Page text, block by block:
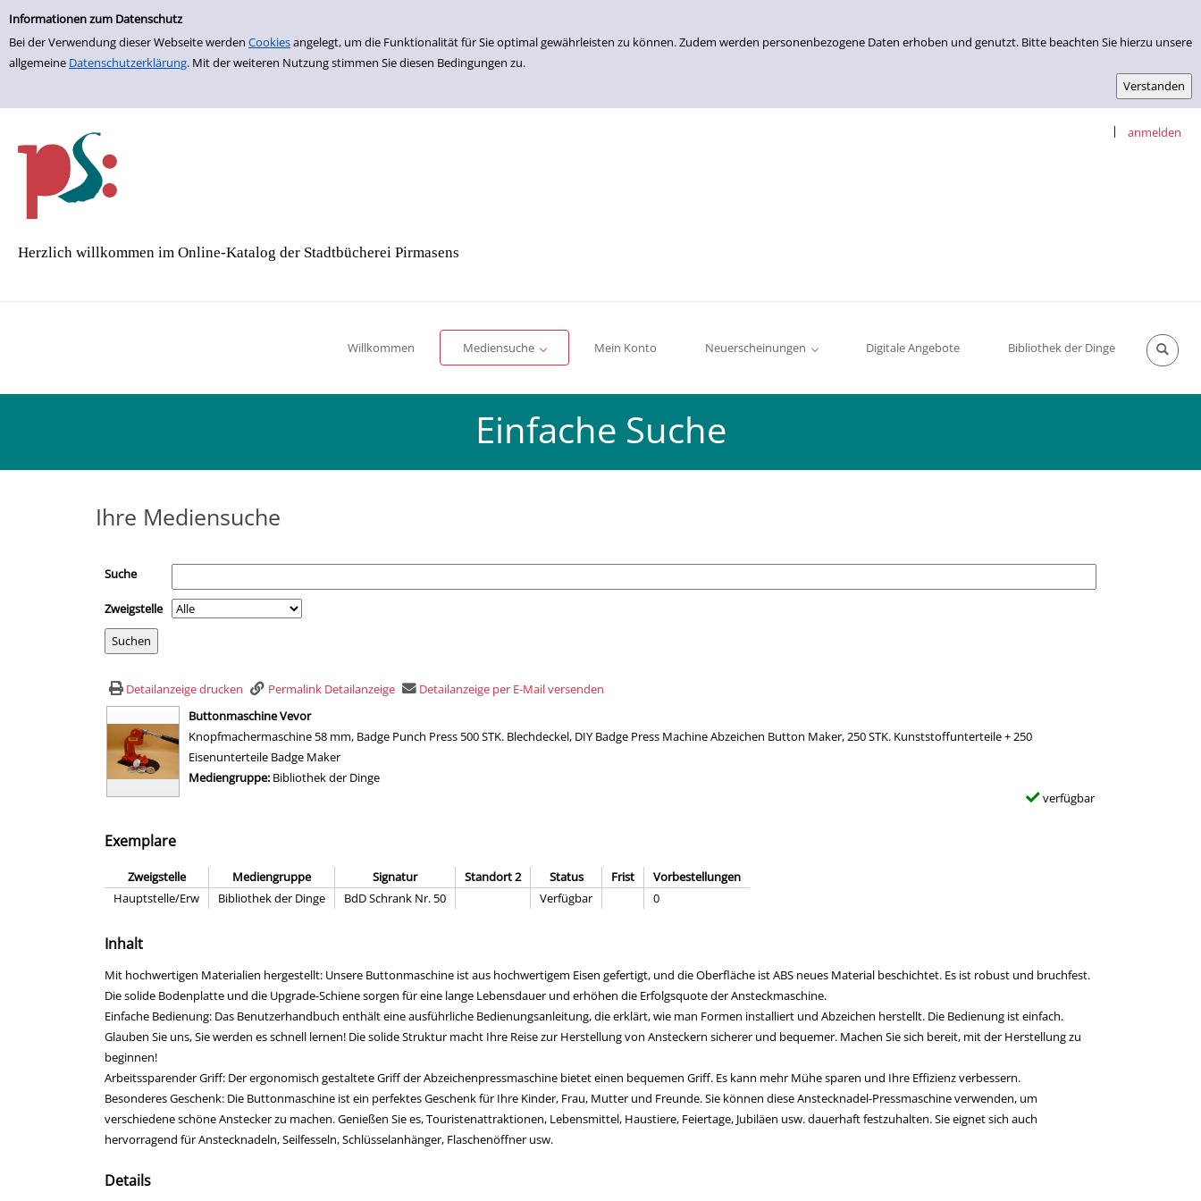
Einfache Suche
Informationen zum Datenschutz
Bei der Verwendung dieser Webseite werden Cookiesangelegt, um die Funktionalität für Sie optimal gewährleisten zu können. Zudem werden personenbezogene Daten erhoben und genutzt. Bitte beachten Sie hierzu unsere
allgemeine Datenschutzerklärung. Mit der weiteren Nutzung stimmen Sie diesen Bedingungen zu.
Zur Detailanzeige springen
Herzlich willkommen im Online-Katalog der Stadtbücherei Pirmasens
| anmelden
Willkommen
Mediensuche
Mein Konto
Neuerscheinungen
Digitale Angebote Bibliothek der Dinge
Einfache Suche
Ihre Mediensuche
Suche
Zweigstelle
Detailanzeige drucken Permalink Detailanzeige
Detailanzeige per E-Mail versenden
wird in neuem Tab geöffnet
Buttonmaschine Vevor
Knopfmachermaschine 58 mm, Badge Punch Press 500 STK. Blechdeckel, DIY Badge Press Machine Abzeichen Button Maker, 250 STK. Kunststoffunterteile + 250
Eisenunterteile Badge Maker
Suche nach diesem Verfasser
Mediengruppe: Bibliothek der Dinge
verfügbar
Exemplare
Zweigstelle Mediengruppe Signatur Standort 2 Status Frist
Vorbestellungen
Hauptstelle/Erw
Bibliothek der Dinge BdD Schrank Nr. 50 Verfügbar 0
Inhalt
Mit hochwertigen Materialien hergestellt: Unsere Buttonmaschine ist aus hochwertigem Eisen gefertigt, und die Oberfläche ist ABS neues Material beschichtet. Es ist robust und bruchfest.
Die solide Bodenplatte und die Upgrade-Schiene sorgen für eine lange Lebensdauer und erhöhen die Erfolgsquote der Ansteckmaschine.
Einfache Bedienung: Das Benutzerhandbuch enthält eine ausführliche Bedienungsanleitung, die erklärt, wie man Formen installiert und Abzeichen herstellt. Die Bedienung ist einfach.
Glauben Sie uns, Sie werden es schnell lernen! Die solide Struktur macht Ihre Reise zur Herstellung von Ansteckern sicherer und bequemer. Machen Sie sich bereit, mit der Herstellung zu
beginnen!
Arbeitssparender Griff: Der ergonomisch gestaltete Griff der Abzeichenpressmaschine bietet einen bequemen Griff. Es kann mehr Mühe sparen und Ihre Effizienz verbessern.
Besonderes Geschenk: Die Buttonmaschine ist ein perfektes Geschenk für Ihre Kinder, Frau, Mutter und Freunde. Sie können diese Anstecknadel-Pressmaschine verwenden, um
verschiedene schöne Anstecker zu machen. Genießen Sie es, Touristenattraktionen, Lebensmittel, Haustiere, Feiertage, Jubiläen usw. dauerhaft festzuhalten. Sie eignet sich auch
hervorragend für Anstecknadeln, Seilfesseln, Schlüsselanhänger, Flaschenöffner usw.
Details